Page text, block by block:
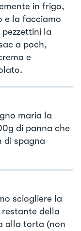
in frigo,
e la facciamo
la
a poch,
e
maria la
di panna che
di spagna
sciogliere la
della
alla torta (non